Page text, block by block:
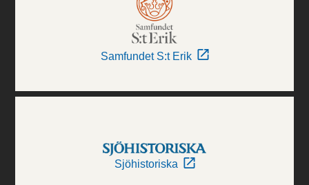
Samfundet S:t Erik
Sjöhistoriska